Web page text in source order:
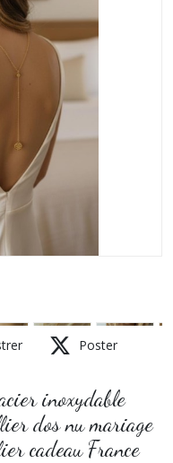
Poster
inoxydable
dos nu mariage
cadeau France